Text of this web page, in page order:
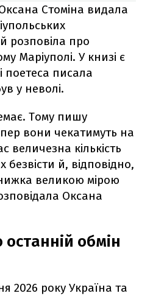
Стоміна видала
розповіла про
Маріуполі. У книзі є
поетеса писала
у неволі.
Тому пишу
вони чекатимуть на
величезна кількість
безвісти й, відповідно,
великою мірою
Оксана
обмін
2026 року Україна та